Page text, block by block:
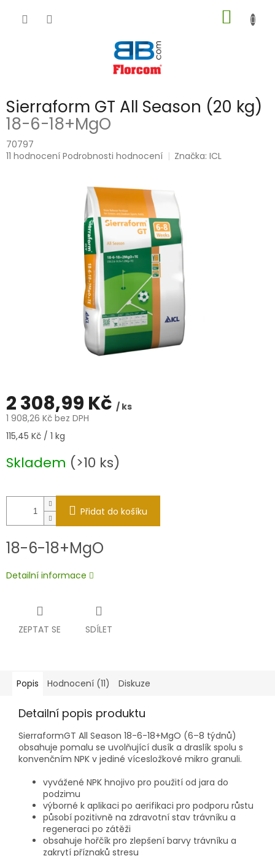
KOŠÍK
Sierraform GT All Season (20 kg)
18-6-18+MgO
70797
Průměrné
11 hodnocení Podrobnosti hodnocení Značka:ICL
2 308,99 Kč / ks
1 908,26 Kč bez DPH
Měrná
115,45 Kč / 1 kg
Skladem (>10 ks)
Přidat do košíku
18-6-18+MgO
Detailní informace
ZEPTAT SE SDÍLET
Popis Hodnocení (11) Diskuze
Detailní popis produktu
SierraformGT All Season 18-6-18+MgO (6–8 týdnů)
obsahuje pomalu se uvolňující dusík a draslík spolu s
konvenčním NPK v jediné vícesložkové mikro granuli.
vyvážené NPK hnojivo pro použití od jara do
podzimu
výborné k aplikaci po aerifikaci pro podporu růstu
působí pozitivně na zdravotní stav trávníku a
regeneraci po zátěži
obsahuje hořčík pro zlepšení barvy trávníku a
zakrytí příznaků stresu